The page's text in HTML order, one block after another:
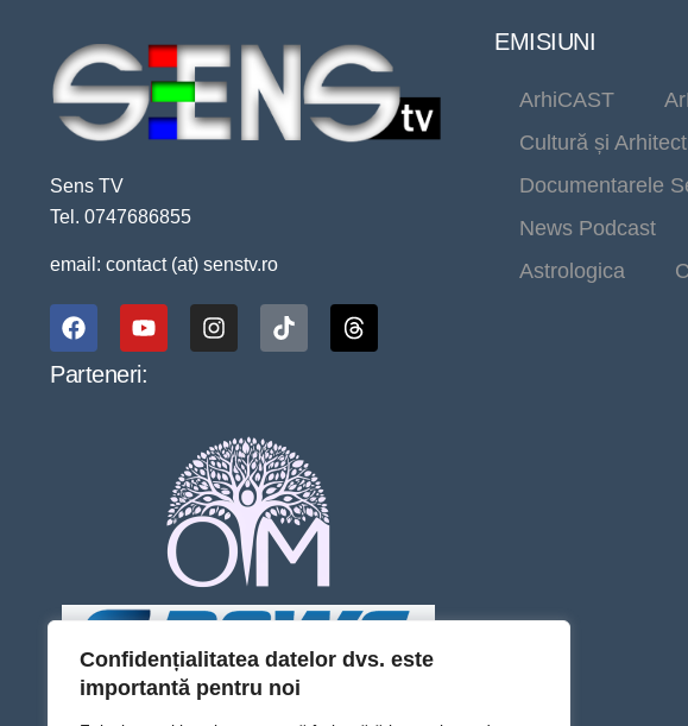
Confidențialitatea datelor dvs. este
importantă pentru noi
Sens TV
Tel. 0747686855
email: contact (at) senstv.ro
Parteneri:
EMISIUNI
ArhiCAST
Cultură și
Documentarele
News Podcast
Astrologica